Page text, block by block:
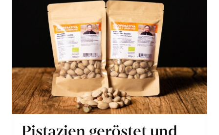
Pistazien geröstet und